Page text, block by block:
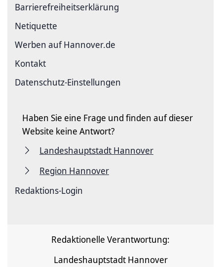
Barriere­freiheits­erklärung
Netiquette
Werben auf Hannover.de
Kontakt
Datenschutz-Einstellungen
Haben Sie eine Frage und finden auf dieser
Website keine Antwort?
Landeshauptstadt Hannover
Region Hannover
Redaktions-Login
Redaktionelle Verantwortung:
Landeshauptstadt Hannover